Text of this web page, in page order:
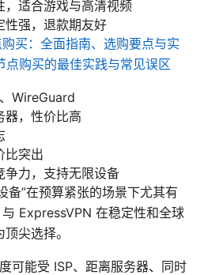
，适合游戏与高清视频
性强，退款期友好
买：全面指南、选购要点与实
点购买的最佳实践与常见误区
WireGuard
器，性价比高
比突出
争力，支持无限设备
备”在预算紧张的场景下尤其有
ExpressVPN 在稳定性和全球
尖选择。
可能受 ISP、距离服务器、同时